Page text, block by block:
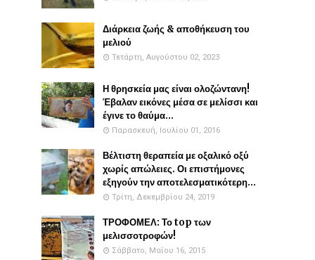
Διάρκεια ζωής & αποθήκευση του
μελιού
Τετάρτη, Αυγούστου 02, 2023
Η θρησκεία μας είναι ολοζώντανη!
Έβαλαν εικόνες μέσα σε μελίσσι και
έγινε το θαύμα...
Παρασκευή, Ιουλίου 01, 2016
Βέλτιστη θεραπεία με οξαλικό οξύ
χωρίς απώλειες. Οι επιστήμονες
εξηγούν την αποτελεσματικότερη...
Τρίτη, Δεκεμβρίου 24, 2019
ΤΡΟΦΟΜΕΛ: Το top των
μελισσοτροφών!
Σάββατο, Μαΐου 16, 2015